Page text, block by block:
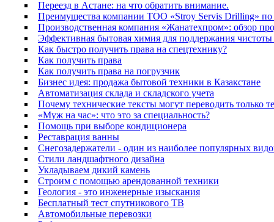
Переезд в Астане: на что обратить внимание.
Преимущества компании ТОО «Stroy Servis Drilling» по
Производственная компания «Жанатехпром»: обзор
Эффективная бытовая химия для поддержания
Как быстро получить права на спецтехнику?
Как получить права
Как получить права на погрузчик
Бизнес идея: продажа бытовой техники в Казакстане
Автоматизация склада и складского учета
Почему технические тексты могут переводить только
«Муж на час»: что это за специальность?
Помощь при выборе кондиционера
Реставрация ванны
Снегозадержатели - один из наиболее популярных
Стили ландшафтного дизайна
Укладываем дикий камень
Строим с помощью арендованной техники
Геология - это инженерные изыскания
Бесплатный тест спутникового ТВ
Автомобильные перевозки